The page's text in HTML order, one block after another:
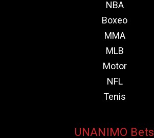
NBA
Boxeo
MMA
MLB
Motor
NFL
Tenis
UNANIMO Bets